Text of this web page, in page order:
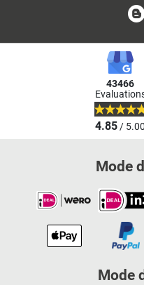
43466
4.85/ 5.00
Mode
Mode